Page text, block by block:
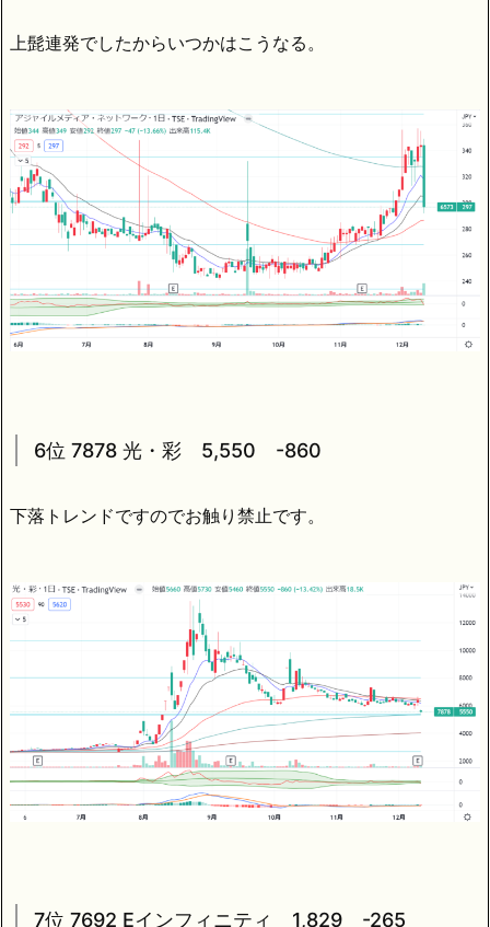
上髭連発でしたからいつかはこうなる。
6位 7878 光・彩 5,550 -860
下落トレンドですのでお触り禁止です。
7位 7692 Eインフィニティ 1,829 -265